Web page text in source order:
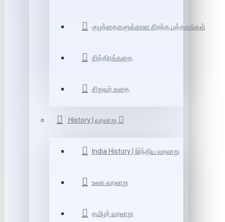
குழந்தைகளுக்கான சிறந்த புத்தகங்கள்
சித்திரக்கதை
சிறுவர் கதை
History | வரலாறு
India History | இந்திய வரலாறு
உலக வரலாறு
தமிழர் வரலாறு